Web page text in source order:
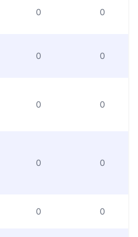
0 0
0 0
0 0
0 0
0 0